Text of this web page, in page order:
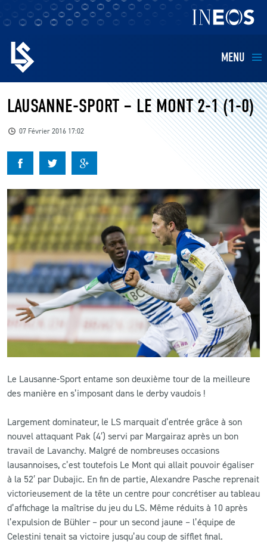
MENU
EQUIPES
BILLETTERIE
FANS
KIDS
BUSINESS
RESTAURATION
CLUB
CONTACT
ACTUALITÉS
LS E-SHOP
LS ACADEMY CAMPS
MATCH DES CELEBRITES
PRESSE ET MEDIAS
LAUSANNE-SPORT – LE MONT 2-1 (1-0)
07 Février 2016 17:02
Le Lausanne-Sport entame son deuxième tour de la meilleure
des manière en s’imposant dans le derby vaudois !
Largement dominateur, le LS marquait d’entrée grâce à son
nouvel attaquant Pak (4′) servi par Margairaz après un bon
travail de Lavanchy. Malgré de nombreuses occasions
lausannoises, c’est toutefois Le Mont qui allait pouvoir égaliser
à la 52′ par Dubajic. En fin de partie, Alexandre Pasche reprenait
victorieusement de la tête un centre pour concrétiser au tableau
d’affichage la maîtrise du jeu du LS. Même réduits à 10 après
l’expulsion de Bühler – pour un second jaune – l’équipe de
Celestini tenait sa victoire jusqu’au coup de sifflet final.